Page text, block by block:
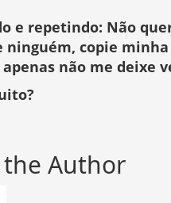
e repetindo: Não
ninguém, copie
não me deixe
Author